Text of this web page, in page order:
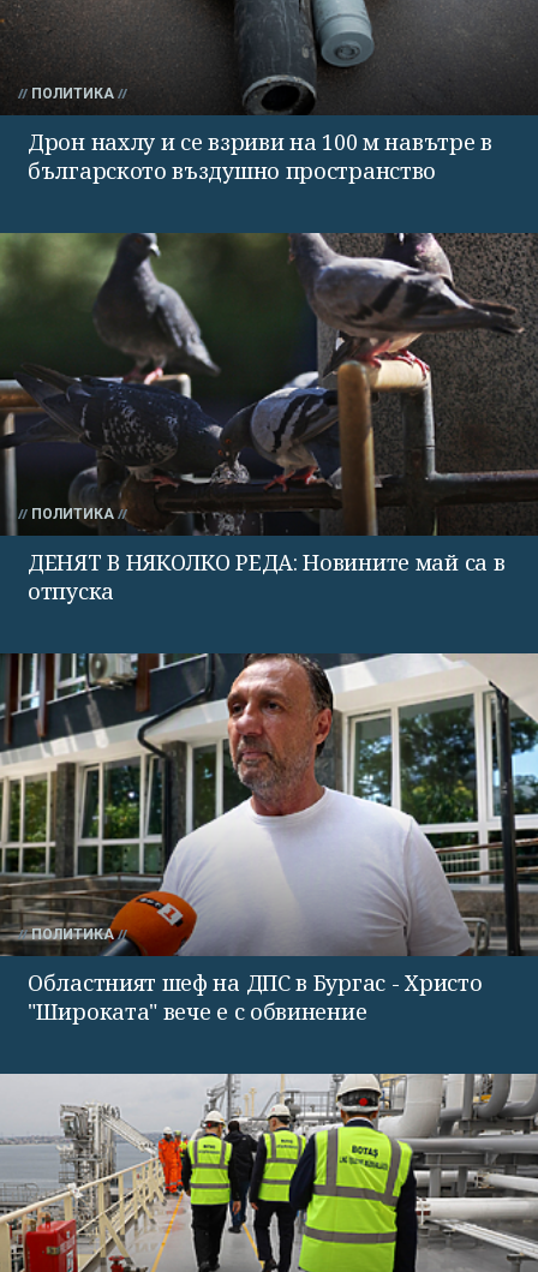
ПОЛИТИКА
Дрон нахлу и се взриви на 100 м навътре в
българското въздушно пространство
ПОЛИТИКА
ДЕНЯТ В НЯКОЛКО РЕДА: Новините май са в
отпуска
ПОЛИТИКА
Областният шеф на ДПС в Бургас - Христо
"Широката" вече е с обвинение